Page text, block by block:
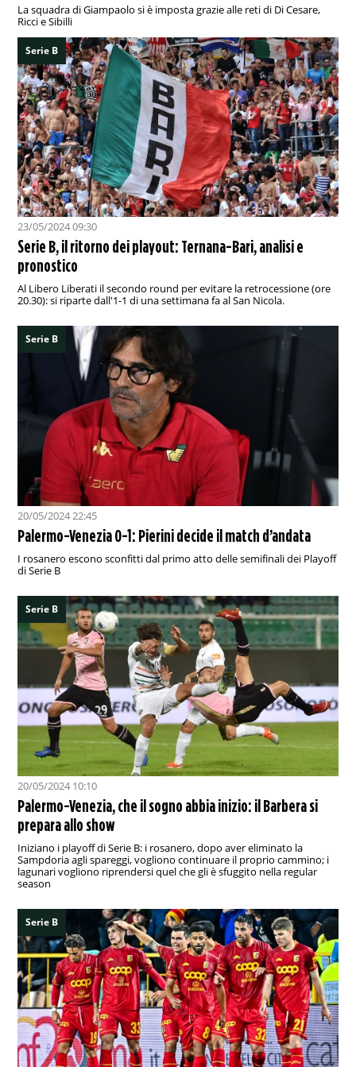
La squadra di Giampaolo si è imposta grazie alle reti di Di Cesare,
Ricci e Sibilli
Serie B
23/05/2024 09:30
Serie B, il ritorno dei playout: Ternana-Bari, analisi e
pronostico
Al Libero Liberati il secondo round per evitare la retrocessione (ore
20.30): si riparte dall'1-1 di una settimana fa al San Nicola.
Serie B
20/05/2024 22:45
Palermo-Venezia 0-1: Pierini decide il match d’andata
I rosanero escono sconfitti dal primo atto delle semifinali dei Playoff
di Serie B
Serie B
20/05/2024 10:10
Palermo-Venezia, che il sogno abbia inizio: il Barbera si
prepara allo show
Iniziano i playoff di Serie B: i rosanero, dopo aver eliminato la
Sampdoria agli spareggi, vogliono continuare il proprio cammino; i
lagunari vogliono riprendersi quel che gli è sfuggito nella regular
season
Serie B